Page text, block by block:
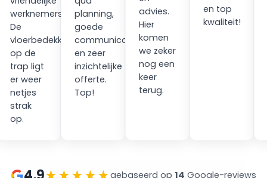
werknemers.
De
vloerbedekking
op de
trap ligt
er weer
netjes
strak
op.
planning,
goede
communicatie
en zeer
inzichtelijke
offerte.
Top!
advies.
Hier
komen
we zeker
nog een
keer
terug.
en top
kwaliteit!
gebaseerd op 14 Google-reviews